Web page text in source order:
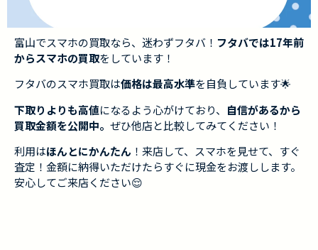
富山でスマホの買取なら、迷わずフタバ！ フタバでは17年前
からスマホの買取をしています！
フタバのスマホ買取は価格は最高水準を自負しています🌟
下取りよりも高値になるよう心がけており、 自信があるから
買取金額を公開中。 ぜひ他店と比較してみてください！
利用はほんとにかんたん ！来店して、スマホを見せて、すぐ
査定！金額に納得いただけたらすぐに現金をお渡しします。
安心してご来店ください😌